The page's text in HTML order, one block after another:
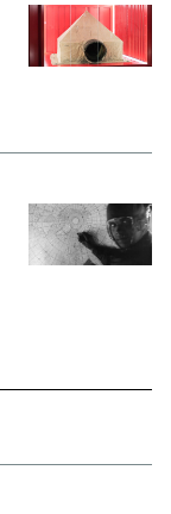
calcio 2026